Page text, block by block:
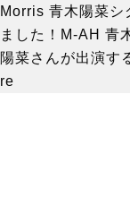
Morris 青木陽菜シ
ました！M-AH 青
陽菜さんが出演す
re